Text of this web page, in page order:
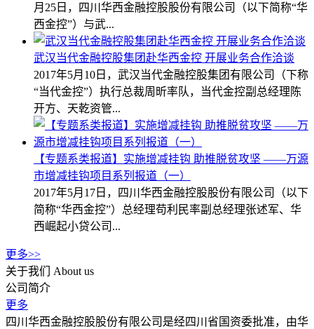
月25日，四川华西金融控股股份有限公司（以下简称“华
西金控”）与武...
武汉当代金融控股集团赴华西金控 开展业务合作洽谈
2017年5月10日，武汉当代金融控股集团有限公司（下称
“当代金控”）执行总裁周昕率队，当代金控副总经理陈
开方、天乾资管...
【专题系类报道】实施增减挂钩 助推脱贫攻坚 ——万源
市增减挂钩项目系列报道（一）
2017年5月17日，四川华西金融控股股份有限公司（以下
简称“华西金控”）总经理苟利民率副总经理张述军、华
西崛起小贷公司...
更多>>
关于我们
About us
公司简介
更多
四川华西金融控股股份有限公司是经四川省国资委批准，由华